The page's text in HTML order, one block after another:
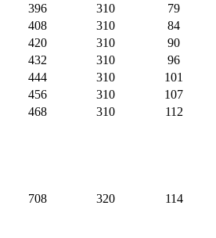
396 310
79
408 310
84
420 310
90
432 310
96
444 310
101
456 310
107
468 310
112
708 320 114